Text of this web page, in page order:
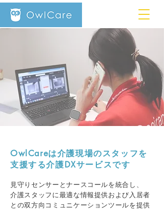
OwlCareは介護現場のスタッフを
支援する​介護DXサービスです
見守りセンサーとナースコールを統合し、
介護スタッフに最適な情報提供および入居者
との双方向コミュニケーションツールを提供